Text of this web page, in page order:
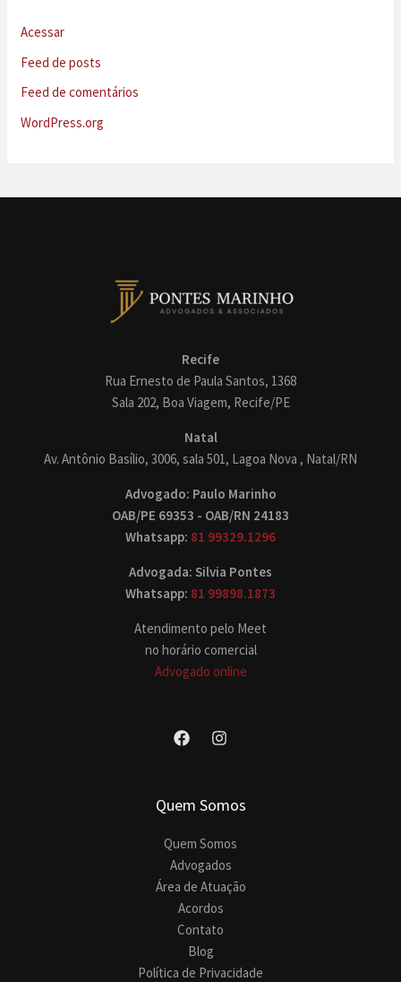
Acessar
Feed de posts
Feed de comentários
WordPress.org
Recife
Rua Ernesto de Paula Santos, 1368
Sala 202, Boa Viagem, Recife/PE
Natal
Av. Antônio Basílio, 3006, sala 501, Lagoa Nova , Natal/RN
Advogado: Paulo Marinho
OAB/PE 69353 - OAB/RN 24183
Whatsapp: 81 99329.1296
Advogada: Silvia Pontes
Whatsapp: 81 99898.1873
Atendimento pelo Meet
no horário comercial
Advogado online
Quem Somos
Quem Somos
Advogados
Área de Atuação
Acordos
Contato
Blog
Política de Privacidade